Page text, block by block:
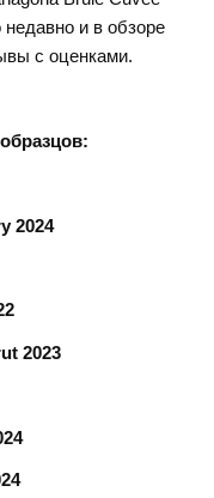
недавно и в обзоре
с оценками.
образцов:
2024
2023